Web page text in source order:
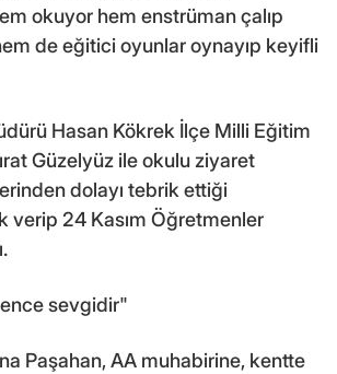
okuyor hem enstrüman çalıp
de eğitici oyunlar oynayıp keyifli
Hasan Kökrek İlçe Milli Eğitim
Güzelyüz ile okulu ziyaret
dolayı tebrik ettiği
verip 24 Kasım Öğretmenler
sevgidir"
Paşahan, AA muhabirine, kentte